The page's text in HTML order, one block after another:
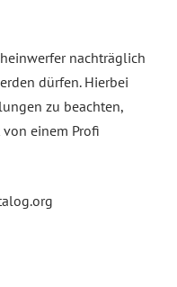
nachträglich
dürfen. Hierbei
zu beachten,
einem Profi